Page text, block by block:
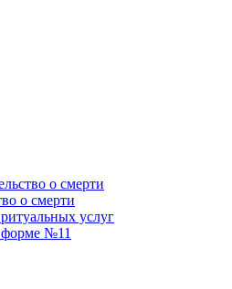
о смерти
о смерти
услуг
№11